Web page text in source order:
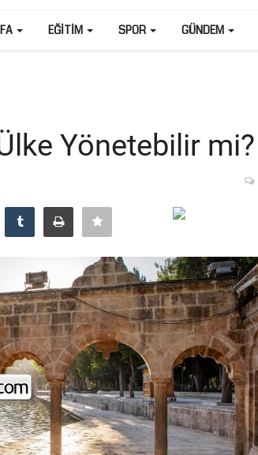
EĞITIM SPOR GÜNDEM
Yönetebilir mi?